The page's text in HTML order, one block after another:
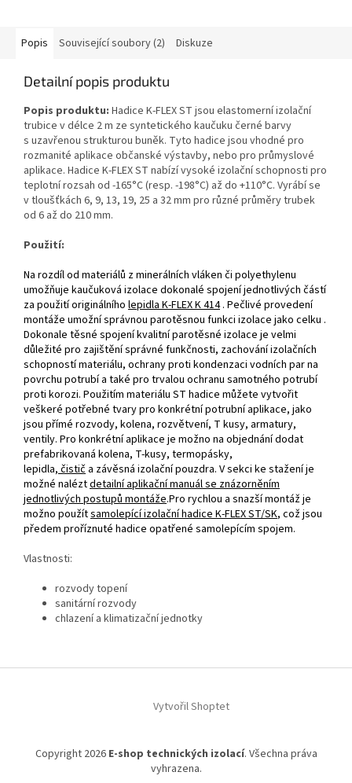
Popis Související soubory (2) Diskuze
Detailní popis produktu
Popis produktu: Hadice K‑FLEX ST jsou elastomerní izolační
trubice v délce 2 m ze syntetického kaučuku černé barvy
s uzavřenou strukturou buněk. Tyto hadice jsou vhodné pro
rozmanité aplikace občanské výstavby, nebo pro průmyslové
aplikace. Hadice K‑FLEX ST nabízí vysoké izolační schopnosti pro
teplotní rozsah od ‑165°C (resp. ‑198°C) až do +110°C. Vyrábí se
v tloušťkách 6, 9, 13, 19, 25 a 32 mm pro různé průměry trubek
od 6 až do 210 mm.
Použití:
Na rozdíl od materiálů z minerálních vláken či polyethylenu
umožňuje kaučuková izolace dokonalé spojení jednotlivých částí
za použití originálního lepidla K‑FLEX K 414. Pečlivé provedení
montáže umožní správnou parotěsnou funkci izolace jako celku .
Dokonale těsné spojení kvalitní parotěsné izolace je velmi
důležité pro zajištění správné funkčnosti, zachování izolačních
schopností materiálu, ochrany proti kondenzaci vodních par na
povrchu potrubí a také pro trvalou ochranu samotného potrubí
proti korozi. Použitím materiálu ST hadice můžete vytvořit
veškeré potřebné tvary pro konkrétní potrubní aplikace, jako
jsou přímé rozvody, kolena, rozvětvení, T kusy, armatury,
ventily. Pro konkrétní aplikace je možno na objednání dodat
prefabrikovaná kolena, T‑kusy, termopásky,
lepidla, čistič a závěsná izolační pouzdra. V sekci ke stažení je
možné naléztdetailní aplikační manuál se znázorněním
jednotlivých postupů montáže.Pro rychlou a snazší montáž je
možno použítsamolepící izolační hadice K‑FLEX ST/SK, což jsou
předem proříznuté hadice opatřené samolepícím spojem.
Vlastnosti:
rozvody topení
sanitární rozvody
chlazení a klimatizační jednotky
Vytvořil Shoptet
Copyright 2026 E-shop technických izolací. Všechna práva
vyhrazena.